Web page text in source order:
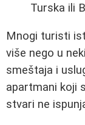
Turska ili
Mnogi turisti
više nego u
smeštaja i
apartmani koji
stvari ne